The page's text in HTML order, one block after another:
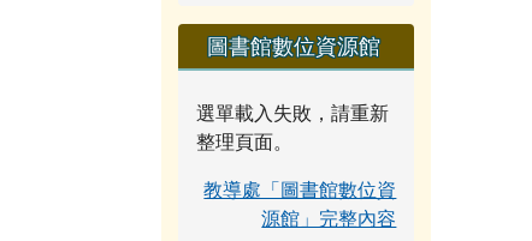
圖書館數位資源館
選單載入失敗，請重新
整理頁面。
教導處「圖書館數位資
源館」完整內容